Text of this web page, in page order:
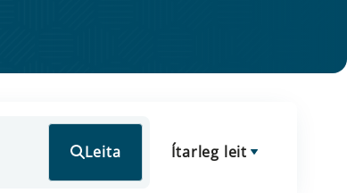
Leita Ítarleg leit